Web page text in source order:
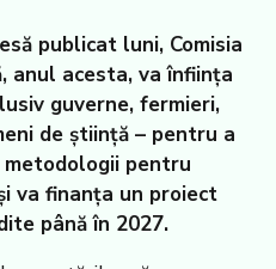
publicat luni, Comisia
anul acesta, va înființa
guverne, fermieri,
de știință – pentru a
pentru
va finanța un proiect
până în 2027.